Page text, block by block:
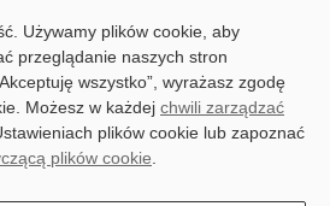
Używamy plików cookie, aby
przeglądanie naszych stron
wszystko”, wyrażasz zgodę
Możesz w każdej chwili zarządzać
plików cookie lub zapoznać
plików cookie